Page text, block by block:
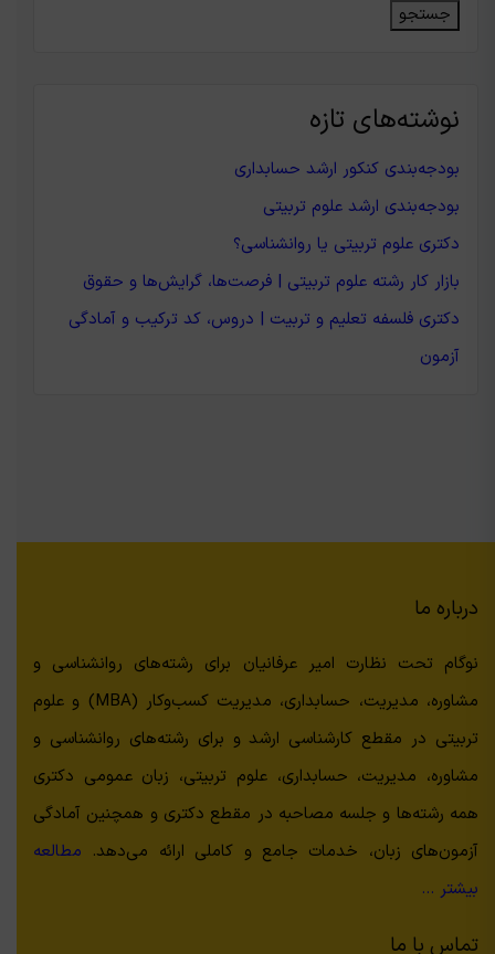
جستجو
نوشته‌های تازه
بودجه‌بندی کنکور ارشد حسابداری
بودجه‌بندی ارشد علوم تربیتی
دکتری علوم تربیتی یا روانشناسی؟
بازار کار رشته علوم تربیتی | فرصت‌ها، گرایش‌ها و حقوق
دکتری فلسفه تعلیم و تربیت | دروس، کد ترکیب و آمادگی
آزمون
درباره ما
نوگام تحت نظارت امیر عرفانیان برای رشته‌های روانشناسی و
مشاوره، مدیریت، حسابداری، مدیریت کسب‌وکار (MBA) و علوم
تربیتی در مقطع کارشناسی ارشد و برای رشته‌های روانشناسی و
مشاوره، مدیریت، حسابداری، علوم تربیتی، زبان عمومی دکتری
همه رشته‌ها و جلسه مصاحبه در مقطع دکتری و همچنین آمادگی
آزمون‌های زبان، خدمات جامع و کاملی ارائه می‌دهد. مطالعه
بیشتر …
تماس با ما